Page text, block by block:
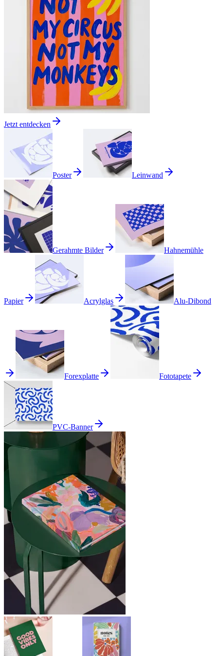
Jetzt entdecken
Poster Leinwand
Gerahmte Bilder Hahnemühle
Papier Acrylglas Alu-Dibond
Forexplatte Fototapete
PVC-Banner